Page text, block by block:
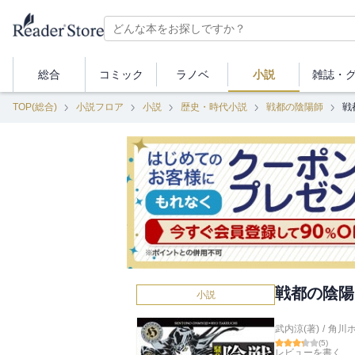
総合 コミック ラノベ 小説 雑誌・
TOP(総合) 小説フロア 小説 歴史・時代小説 戦都の陰陽師 戦
小説 戦都の陰
武内涼(著) / 角川
(5)
レビューを書く